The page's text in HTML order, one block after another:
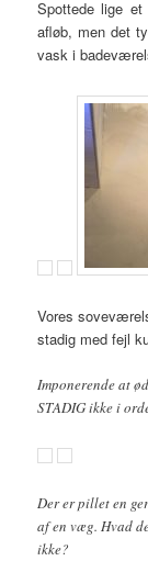
Spottede lige
afløb, men det
vask i
Vores
stadig med fejl
Imponerende at
STADIG ikke i
Der er pillet en
af en væg. Hvad
ikke?